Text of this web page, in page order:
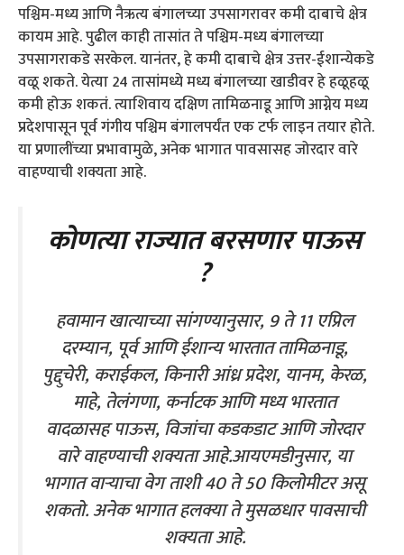
पश्चिम-मध्य आणि नैऋत्य बंगालच्या उपसागरावर कमी दाबाचे क्षेत्र
कायम आहे. पुढील काही तासांत ते पश्चिम-मध्य बंगालच्या
उपसागराकडे सरकेल. यानंतर, हे कमी दाबाचे क्षेत्र उत्तर-ईशान्येकडे
वळू शकते. येत्या 24 तासांमध्ये मध्य बंगालच्या खाडीवर हे हळूहळू
कमी होऊ शकतं. त्याशिवाय दक्षिण तामिळनाडू आणि आग्नेय मध्य
प्रदेशपासून पूर्व गंगीय पश्चिम बंगालपर्यंत एक टर्फ लाइन तयार होते.
या प्रणालींच्या प्रभावामुळे, अनेक भागात पावसासह जोरदार वारे
वाहण्याची शक्यता आहे.
कोणत्या राज्यात बरसणार पाऊस
?
हवामान खात्याच्या सांगण्यानुसार, 9 ते 11 एप्रिल
दरम्यान, पूर्व आणि ईशान्य भारतात तामिळनाडू,
पुद्दुचेरी, कराईकल, किनारी आंध्र प्रदेश, यानम, केरळ,
माहे, तेलंगणा, कर्नाटक आणि मध्य भारतात
वादळासह पाऊस, विजांचा कडकडाट आणि जोरदार
वारे वाहण्याची शक्यता आहे.आयएमडीनुसार, या
भागात वाऱ्याचा वेग ताशी 40 ते 50 किलोमीटर असू
शकतो. अनेक भागात हलक्या ते मुसळधार पावसाची
शक्यता आहे.